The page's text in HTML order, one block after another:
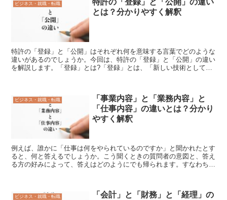
ビジネス・就職・転職
特許の「登録」と「公開」の違い
とは？分かりやすく解釈
特許の「登録」と「公開」はそれぞれ何を意味する言葉でどのような
違いがあるのでしょうか。今回は、特許の「登録」と「公開」の違い
を解説します。「登録」とは?「登録」とは、「新しい技術として正
ビジネス・就職・転職
「事業内容」と「業務内容」と
「仕事内容」の違いとは？分かり
やすく解釈
例えば、誰かに「仕事は何をやられているのですか」と聞かれたとす
ると、何と答えるでしょうか。こう聞くときの質問者の意図と、答え
る方の好みによって、答えはどのようにでも帰られます。すなわち、
ビジネス・就職・転職
「会計」と「財務」と「経理」の